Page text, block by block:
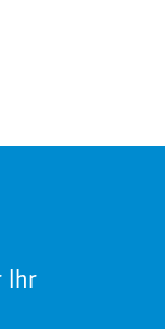
Ihr